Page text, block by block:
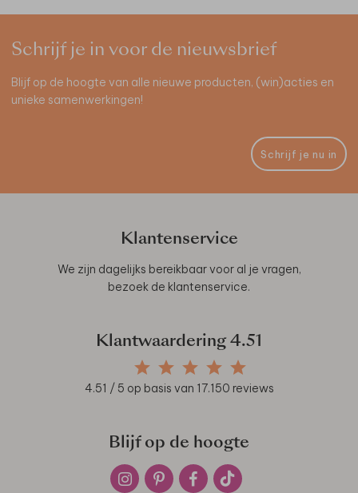
Schrijf je in voor de nieuwsbrief
Blijf op de hoogte van alle nieuwe producten, (win)acties en
unieke samenwerkingen!
Schrijf je nu in
Klantenservice
We zijn dagelijks bereikbaar voor al je vragen,
bezoek de klantenservice.
Klantwaardering 4.51
4.51 / 5 op basis van 17.150 reviews
Blijf op de hoogte